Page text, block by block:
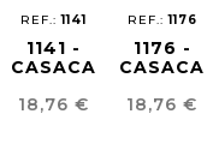
REF.:1141
1141 -
CASACA
MUJER
Precio
18,76 €
REF.:1176
1176 -
CASACA
MUJER
Precio
18,76 €